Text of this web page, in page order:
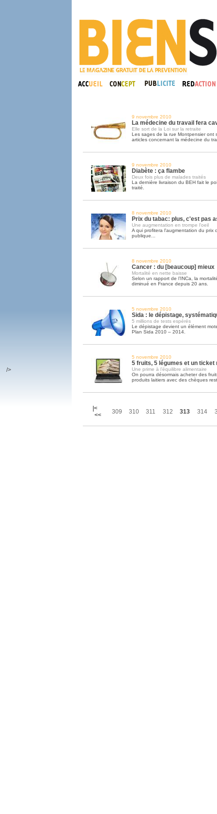
9 novembre 2010
La médecine du travail fera
Elle sort de la Loi sur la retraite
Les sages de la rue Montpensier ont
articles concernant la médecine du
9 novembre 2010
Diabète : ça flambe
Deux fois plus de malades traités
La dernière livraison du BEH fait le
traité.
8 novembre 2010
Prix du tabac: plus, c'est pas
Une augmentation en trompe l'oeil
A qui profitera l'augmentation du prix
publique...
8 novembre 2010
Cancer : du [beaucoup] mieux
Mortalité en nette baisse
Selon un rapport de l’INCa, la
diminué en France depuis 20 ans.
5 novembre 2010
Sida : le dépistage,
5 millions de tests espérés
Le dépistage devient un élément
Plan Sida 2010 – 2014.
5 novembre 2010
5 fruits, 5 légumes et un ticket
Une prime à l’équilibre alimentaire
On pourra désormais acheter des
produits laitiers avec des chèques
|<
<<
309 310 311 312 313 314
/>